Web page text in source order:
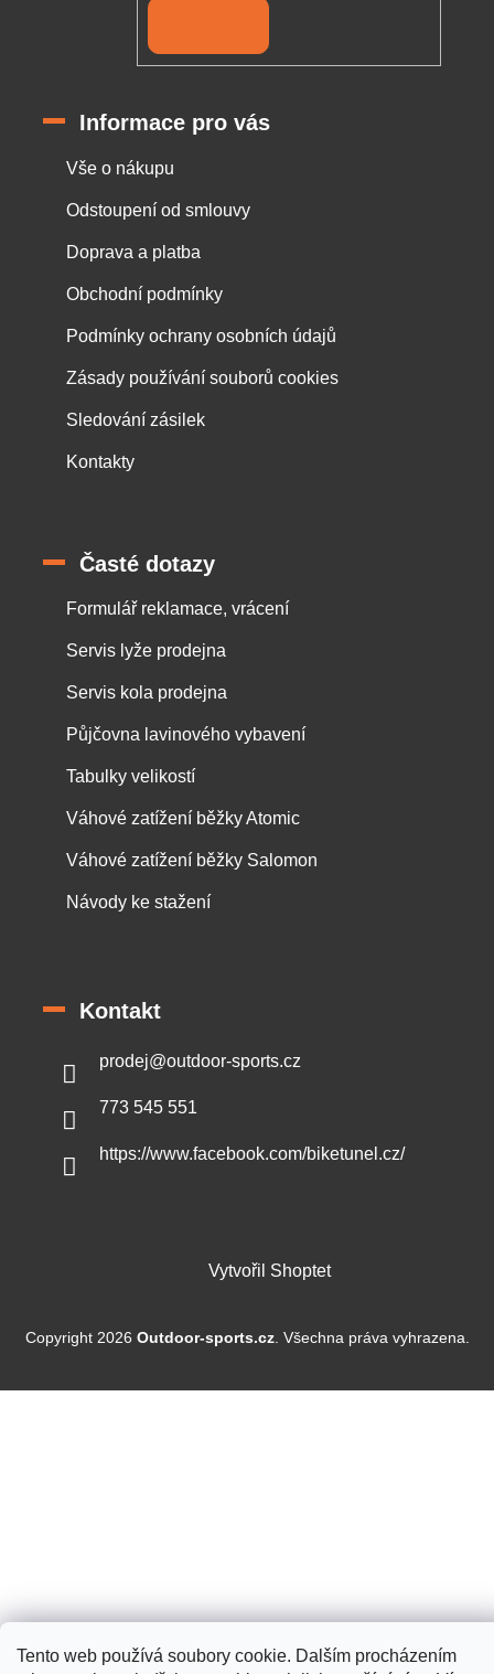
Tento web používá soubory cookie. Dalším procházením
Informace pro vás
Vše o nákupu
Odstoupení od smlouvy
Doprava a platba
Obchodní podmínky
Podmínky ochrany osobních údajů
Zásady používání souborů cookies
Sledování zásilek
Kontakty
Časté dotazy
Formulář reklamace, vrácení
Servis lyže prodejna
Servis kola prodejna
Půjčovna lavinového vybavení
Tabulky velikostí
Váhové zatížení běžky Atomic
Váhové zatížení běžky Salomon
Návody ke stažení
Kontakt
prodej@outdoor-sports.cz
773 545 551
https://www.facebook.com/biketunel.cz/
Vytvořil Shoptet
Copyright 2026 Outdoor-sports.cz. Všechna práva vyhrazena.